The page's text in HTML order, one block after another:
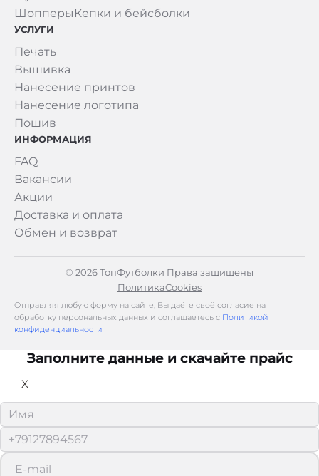
Шопперы Кепки и бейсболки
УСЛУГИ
Печать
Вышивка
Нанесение принтов
Нанесение логотипа
Пошив
ИНФОРМАЦИЯ
FAQ
Вакансии
Акции
Доставка и оплата
Обмен и возврат
© 2026 ТопФутболки Права защищены
ПолитикаCookies
Отправляя любую форму на сайте, Вы даёте своё согласие на
обработку персональных данных и соглашаетесь с Политикой
конфиденциальности
Заполните данные и скачайте прайс
X